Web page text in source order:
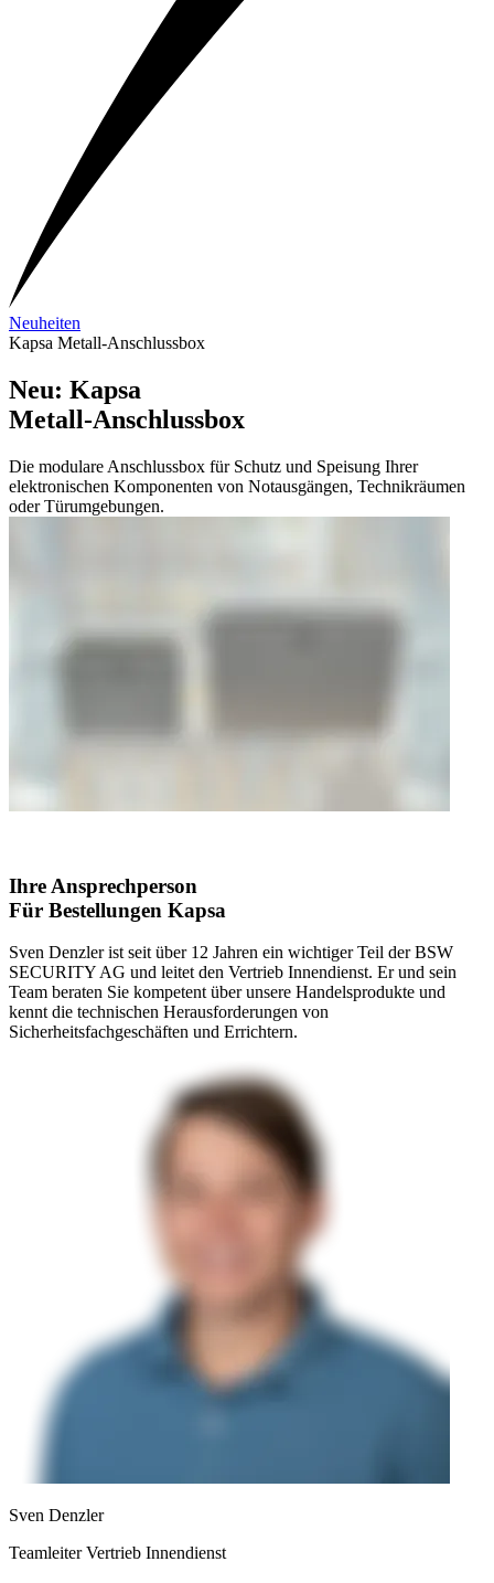
Neuheiten
Kapsa Metall-Anschlussbox
Neu: Kapsa
Metall-Anschlussbox
Die modulare Anschlussbox für Schutz und Speisung Ihrer
elektronischen Komponenten von Notausgängen, Technikräumen
oder Türumgebungen.
Ihre Ansprechperson
Für Bestellungen Kapsa
Sven Denzler ist seit über 12 Jahren ein wichtiger Teil der BSW
SECURITY AG und leitet den Vertrieb Innendienst. Er und sein
Team beraten Sie kompetent über unsere Handelsprodukte und
kennt die technischen Herausforderungen von
Sicherheitsfachgeschäften und Errichtern.
Sven Denzler
Teamleiter Vertrieb Innendienst